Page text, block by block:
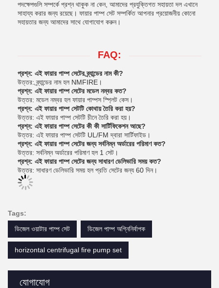
যোগাযোগ
পদক্ষেপগুলি সম্পর্কে প্রশ্ন থাকুক না কেন, আমাদের প্রযুক্তিগত সহায়তা দল এখানে
সাহায্য করার জন্য রয়েছে। ফায়ার পাম্প সেট সম্পর্কিত আপনার প্রয়োজনীয় কোনো
সহায়তার জন্য আমাদের সাথে যোগাযোগ করুন।
FAQ:
প্রশ্ন: এই ফায়ার পাম্প সেটের ব্র্যান্ডের নাম কী?
উত্তর: ব্র্যান্ডের নাম হল NMFIRE।
প্রশ্ন: এই ফায়ার পাম্প সেটের মডেল নম্বর কত?
উত্তর: মডেল নম্বর হল ফায়ার পাম্পস স্প্লিট কেস।
প্রশ্ন: এই ফায়ার পাম্প সেটটি কোথায় তৈরি করা হয়?
উত্তর: এই ফায়ার পাম্প সেটটি চীনে তৈরি করা হয়।
প্রশ্ন: এই ফায়ার পাম্প সেটের কী কী সার্টিফিকেশন আছে?
উত্তর: এই ফায়ার পাম্প সেটটি UL/FM দ্বারা সার্টিফাইড।
প্রশ্ন: এই ফায়ার পাম্প সেটের জন্য সর্বনিম্ন অর্ডারের পরিমাণ কত?
উত্তর: সর্বনিম্ন অর্ডারের পরিমাণ হল 1 সেট।
প্রশ্ন: এই ফায়ার পাম্প সেটের জন্য সাধারণ ডেলিভারি সময় কত?
উত্তর: সাধারণ ডেলিভারি সময় হল প্রতি সেটের জন্য 60 দিন।
Tags:
ডিজেল ওয়াটার পাম্প সেট
ডিজেল পাম্প অগ্নিনির্বাপক
horizontal centrifugal fire pump set